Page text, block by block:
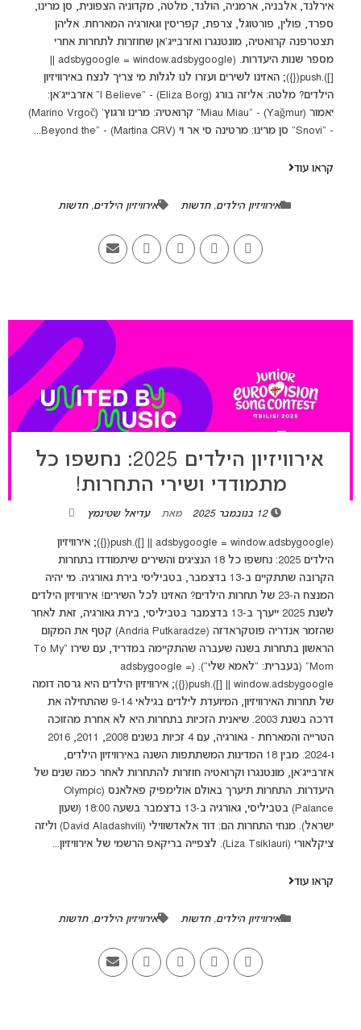
אירלנד, אלבניה, ארמניה, הולנד, מלטה, מקדוניה הצפונית, סן מרינו,
ספרד, פולין, פורטוגל, צרפת, קפריסין וגאורגיה המארחת. אליהן
תצטרפנה קרואטיה, מונטנגרו ואזרבייג'אן שחוזרות לתחרות אחרי
מספר שנות היעדרות. (adsbygoogle = window.adsbygoogle ||
[]).push({}); האזינו לשירים ועזרו לנו לגלות מי צריך לנצח באירוויזיון
הילדים? מלטה: אליזה בורג (Eliza Borg) - "I Believe" אזרבייג'אן:
יאמור (Yağmur) - "Miau Miau" קרואטיה: מרינו ורגוץ' (Marino Vrgoč)
- "Snovi" סן מרינו: מרטינה סי אר וי (Martina CRV) - "Beyond the...
קראו עוד
אירוויזיון הילדים,חדשות אירוויזיון הילדים,חדשות
אירוויזיון הילדים 2025: נחשפו כל
מתמודדי ושירי התחרות!
12 בנובמבר 2025 מאת עדיאל שטינמץ
(adsbygoogle = window.adsbygoogle || []).push({}); אירוויזיון
הילדים 2025: נחשפו כל 18 הנציגים והשירים שיתמודדו בתחרות
הקרובה שתתקיים ב-13 בדצמבר, בטביליסי בירת גאורגיה. מי יהיה
המנצח ה-23 של תחרות הילדים? האזינו לכל השירים! אירוויזיון הילדים
לשנת 2025 ייערך ב-13 בדצמבר בטביליסי, בירת גאורגיה, זאת לאחר
שהזמר אנדריה פוטקראדזה (Andria Putkaradze) קטף את המקום
הראשון בתחרות בשנה שעברה שהתקיימה במדריד, עם שירו "To My
Mom" (בעברית: "לאמא שלי"). (adsbygoogle =
window.adsbygoogle || []).push({}); אירוויזיון הילדים היא גרסה דומה
של תחרות האירוויזיון, המיועדת לילדים בגילאי 9-14 שהתחילה את
דרכה בשנת 2003. שיאנית הזכיות בתחרות היא לא אחרת מהזוכה
הטרייה והמארחת - גאורגיה, עם 4 זכיות בשנים 2008, 2011, 2016
ו-2024. מבין 18 המדינות המשתתפות השנה באירוויזיון הילדים,
אזרבייג'אן, מונטנגרו וקרואטיה חוזרות להתחרות לאחר כמה שנים של
היעדרות. התחרות תיערך באולם אולימפיק פאלאנס (Olympic
Palance) בטביליסי, גאורגיה ב-13 בדצמבר בשעה 18:00 (שעון
ישראל). מנחי התחרות הם: דוד אלאדשווילי (David Aladashvili) וליזה
ציקלאורי (Liza Tsiklauri). לצפייה בריקאפ הרשמי של אירוויזיון...
קראו עוד
אירוויזיון הילדים,חדשות אירוויזיון הילדים,חדשות